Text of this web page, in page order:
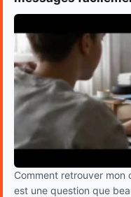
Comment retrouver mon
est une question que